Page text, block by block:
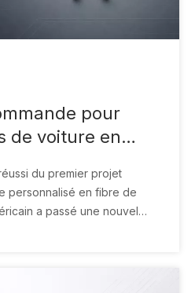
pour
de voiture en
du premier projet
personnalisé en fibre de
a passé une nouvelle